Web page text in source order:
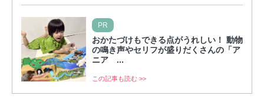
PR
おかたづけもできる点がうれしい！ 動物
の鳴き声やセリフが盛りだくさんの「ア
ニア ...
この記事も読む >>